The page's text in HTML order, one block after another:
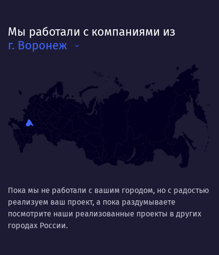
Мы работали с компаниями из
г. Воронеж
Пока мы не работали с вашим городом, но с радостью
реализуем ваш проект, а пока раздумываете
посмотрите наши реализованные проекты в других
городах России.